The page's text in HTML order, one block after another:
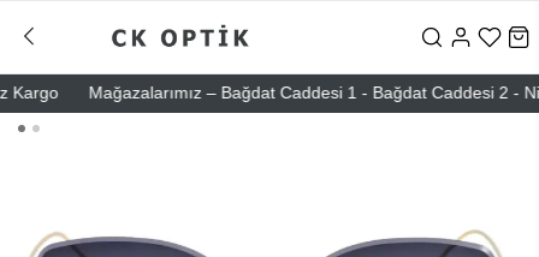
Mağazalarımız – Bağdat Caddesi 1 - Bağdat Caddesi 2 -